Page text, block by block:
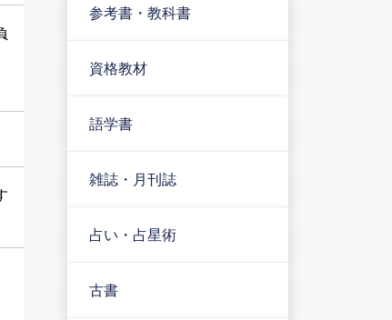
参考書・教科書
資格教材
語学書
雑誌・月刊誌
占い・占星術
古書